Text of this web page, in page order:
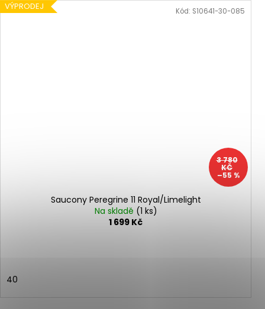
VÝPRODEJ
3 780
KČ
–55 %
Saucony Peregrine 11 Royal/Limelight
Na skladě (1 ks)
1 699 Kč
40
Kód: S10641-30-085